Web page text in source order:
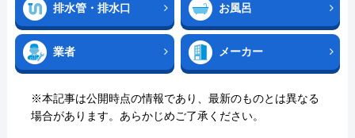
排水管・排水口 お風呂
業者 メーカー
※本記事は公開時点の情報であり、最新のものとは異なる
場合があります。あらかじめご了承ください。